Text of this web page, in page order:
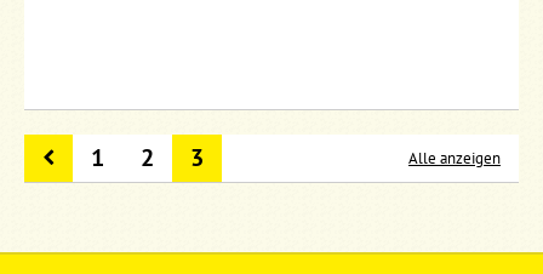
1 2 3 Alle anzeigen